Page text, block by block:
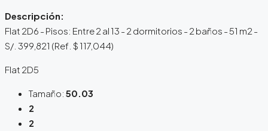
Descripción:
Flat 2D6 - Pisos: Entre 2 al 13 - 2 dormitorios - 2 baños - 51 m2 -
S/. 399,821 (Ref. $ 117,044)
Flat 2D5
Tamaño: 50.03
2
2